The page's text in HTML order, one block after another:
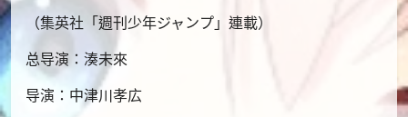
（集英社「週刊少年ジャンプ」連載）
总导演：湊未來
导演：中津川孝広